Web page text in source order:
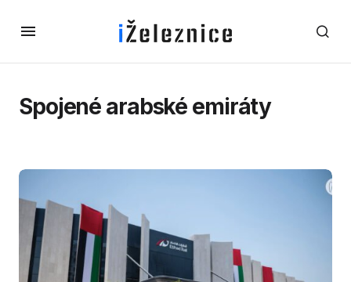
Spojené arabské emiráty